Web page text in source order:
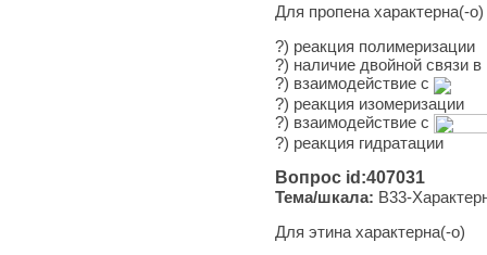
Для пропена характерна(-о)
?) ре­ак­ция полимеризации
?) на­ли­чие двой­ной связи
?) вза­и­мо­дей­ствие с
?) ре­ак­ция изомеризации
?) вза­и­мо­дей­ствие с
?) ре­ак­ция гидратации
Вопрос id:407031
Тема/шкала: B33-
Для этина характерна(-о)